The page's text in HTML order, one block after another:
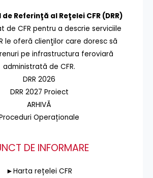
Referinţă al Reţelei CFR (DRR)
de CFR pentru a descrie serviciile
le oferă clienţilor care doresc să
pe infrastructura feroviară
administrată de CFR.
DRR 2026
DRR 2027 Proiect
ARHIVĂ
Operaționale
DE INFORMARE
►Harta rețelei CFR